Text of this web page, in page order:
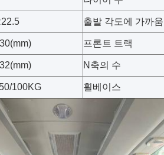
출발 각도에 가까움
프론트 트랙
N 축의 수
100KG 휠베이스